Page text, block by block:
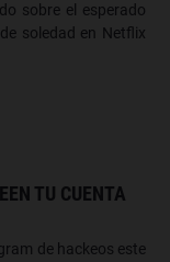
sobre el esperado
soledad en Netflix
TU CUENTA
de hackeos este